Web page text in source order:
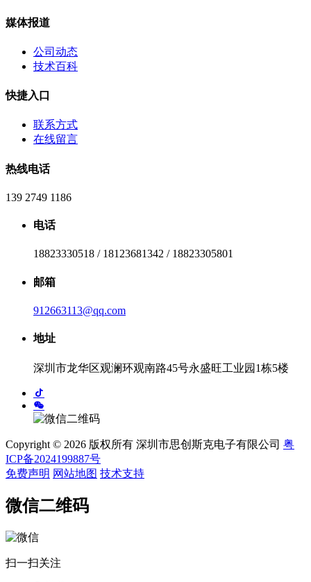
媒体报道
公司动态
技术百科
快捷入口
联系方式
在线留言
热线电话
139 2749 1186
电话
18823330518 / 18123681342 / 18823305801
邮箱
912663113@qq.com
地址
深圳市龙华区观澜环观南路45号永盛旺工业园1栋5楼
Copyright © 2026 版权所有 深圳市思创斯克电子有限公司 粤
ICP备2024199887号
免费声明 网站地图 技术支持
微信二维码
扫一扫关注